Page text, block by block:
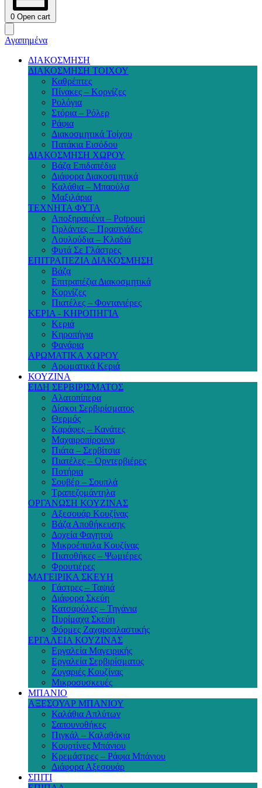
0 Open cart
Αγαπημένα
ΔΙΑΚΟΣΜΗΣΗ
ΔΙΑΚΟΣΜΗΣΗ ΤΟΙΧΟΥ
Καθρέπτες
Πίνακες – Κορνίζες
Ρολόγια
Στόρια – Ρόλερ
Ράφια
Διακοσμητικά Τοίχου
Πατάκια Εισόδου
ΔΙΑΚΟΣΜΗΣΗ ΧΩΡΟΥ
Βάζα Επιδαπέδια
Διάφορα Διακοσμητικά
Καλάθια – Μπαούλα
Μαξιλάρια
ΤΕΧΝΗΤΑ ΦΥΤΑ
Αποξηραμένα – Potpouri
Γιρλάντες – Πρασινάδες
Λουλούδια – Κλαδιά
Φυτά Σε Γλάστρες
ΕΠΙΤΡΑΠΕΖΙΑ ΔΙΑΚΟΣΜΗΣΗ
Βάζα
Επιτραπέζια Διακοσμητικά
Κορνίζες
Πιατέλες – Φοντανιέρες
ΚΕΡΙΑ - ΚΗΡΟΠΗΓΙΑ
Κεριά
Κηροπήγια
Φανάρια
ΑΡΩΜΑΤΙΚΑ ΧΩΡΟΥ
Αρωματικά Κεριά
ΚΟΥΖΙΝΑ
ΕΙΔΗ ΣΕΡΒΙΡΙΣΜΑΤΟΣ
Αλατοπίπερα
Δίσκοι Σερβιρίσματος
Θερμός
Καράφες – Κανάτες
Μαχαιροπίρουνα
Πιάτα – Σερβίτσια
Πιατέλες – Ορντερβιέρες
Ποτήρια
Σουβέρ – Σουπλά
Τραπεζομάντηλα
ΟΡΓΑΝΩΣΗ ΚΟΥΖΙΝΑΣ
Αξεσουάρ Κουζίνας
Βάζα Αποθήκευσης
Δοχεία Φαγητού
Μικροέπιπλα Κουζίνας
Πιατοθήκες – Ψωμιέρες
Φρουτιέρες
ΜΑΓΕΙΡΙΚΑ ΣΚΕΥΗ
Γάστρες – Ταψιά
Διάφορα Σκεύη
Κατσαρόλες – Τηγάνια
Πυρίμαχα Σκεύη
Φόρμες Ζαχαροπλαστικής
ΕΡΓΑΛΕΙΑ ΚΟΥΖΙΝΑΣ
Εργαλεία Μαγειρικής
Εργαλεία Σερβιρίσματος
Ζυγαριές Κουζίνας
Μικροσυσκευές
ΜΠΑΝΙΟ
ΑΞΕΣΟΥΑΡ ΜΠΑΝΙΟΥ
Καλάθια Απλύτων
Σαπουνοθήκες
Πιγκάλ – Καλαθάκια
Κουρτίνες Μπάνιου
Κρεμάστρες – Ράφια Μπάνιου
Διάφορα Αξεσουάρ
ΣΠΙΤΙ